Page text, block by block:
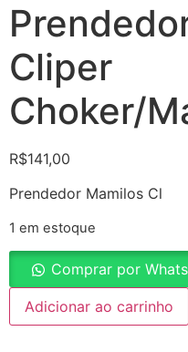
Cliper
Choker/
R$141,00
Prendedor Mamilos Cl
1 em estoque
Comprar por
Adicionar ao carrinho